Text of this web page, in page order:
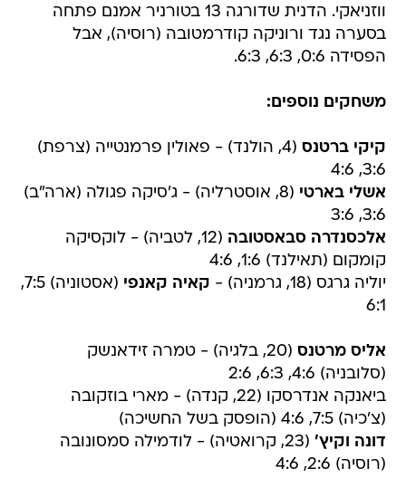
ווזניאקי. הדנית שדורגה 13 בטורניר אמנם פתחה
בסערה נגד ורוניקה קודרמטובה (רוסיה), אבל
הפסידה 0:6, 6:3, 6:3.
משחקים נוספים:
קיקי ברטנס
(4, הולנד) - פאולין פרמנטייה (צרפת)
3:6, 4:6
אשלי בארטי
(8, אוסטרליה) - ג'סיקה פגולה (ארה"ב)
3:6, 3:6
אלכסנדרה סבאסטובה
(12, לטביה) - לוקסיקה
קומקום (תאילנד) 1:6, 4:6
יוליה גרגס (18, גרמניה) -
קאיה קאנפי
(אסטוניה) 7:5,
6:1
אליס מרטנס
(20, בלגיה) - טמרה זידאנשק
(סלובניה) 4:6, 6:3, 2:6
ביאנקה אנדרסקו (22, קנדה) - מארי בוזקובה
(צ'כיה) 7:5, 4:6 (הופסק בשל החשיכה)
דונה וקיץ'
(23, קרואטיה) - לודמילה סמסונובה
(רוסיה) 2:6, 4:6